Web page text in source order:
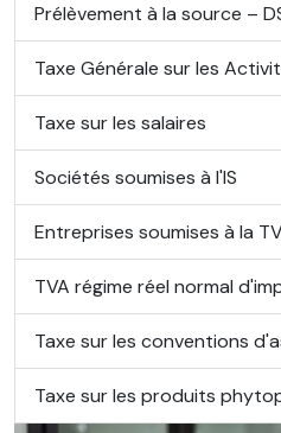
Prélèvement à la source –
Taxe Générale sur les
Taxe sur les salaires
Sociétés soumises à l'IS
Entreprises soumises à la
TVA régime réel normal
Taxe sur les conventions
Taxe sur les produits